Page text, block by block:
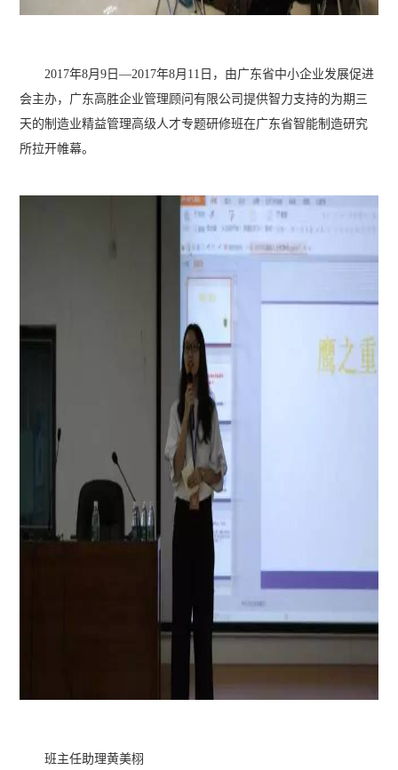
2017年8月9日—2017年8月11日，由广东省中小企业发展促进
会主办，广东高胜企业管理顾问有限公司提供智力支持的为期三
天的制造业精益管理高级人才专题研修班在广东省智能制造研究
所拉开帷幕。
班主任助理黄美栩